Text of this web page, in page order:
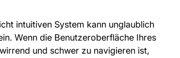
intuitiven System kann unglaublich
Wenn die Benutzeroberfläche Ihres
und schwer zu navigieren ist,